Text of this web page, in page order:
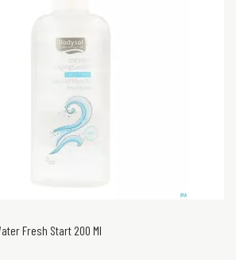
Fresh Start 200 Ml